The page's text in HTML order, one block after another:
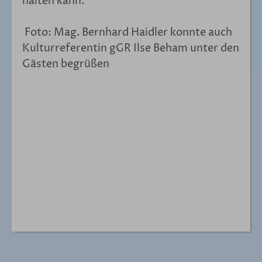
Foto: Mag. Bernhard Haidler konnte auch
Kulturreferentin gGR Ilse Beham unter den
Gästen begrüßen